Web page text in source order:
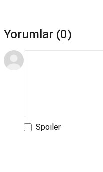
Yorumlar (0)
Spoiler